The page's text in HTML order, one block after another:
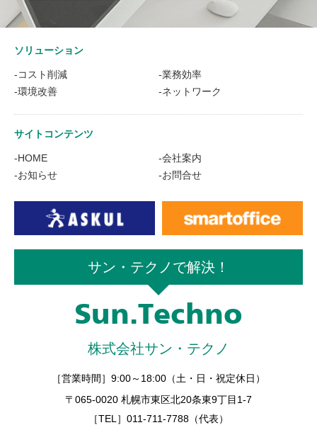
ソリューション
-コスト削減
-業務効率
-環境改善
-ネットワーク
サイトコンテンツ
-HOME
-会社案内
-お知らせ
-お問合せ
サン・テクノで解決！
Sun.Techno
株式会社サン・テクノ
［営業時間］9:00～18:00（土・日・祝定休日）
〒065-0020 札幌市東区北20条東9丁目1-7
［TEL］011-711-7788（代表）